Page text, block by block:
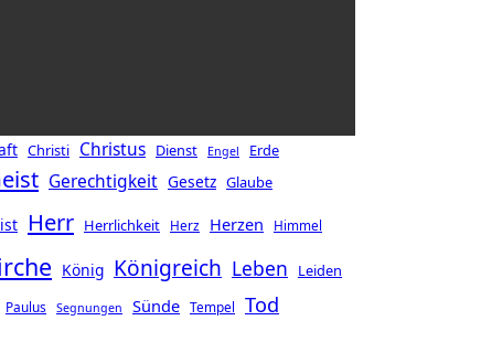
Christi Christus Dienst Engel Erde
Gerechtigkeit Gesetz Glaube
Herr Herrlichkeit Herz Herzen Himmel
König Königreich Leben Leiden
Paulus Segnungen Sünde Tempel Tod